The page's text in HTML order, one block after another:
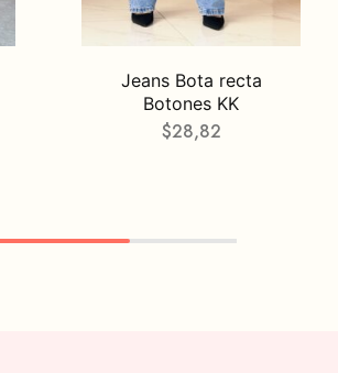
Jeans Bota recta
Botones KK
$28,82